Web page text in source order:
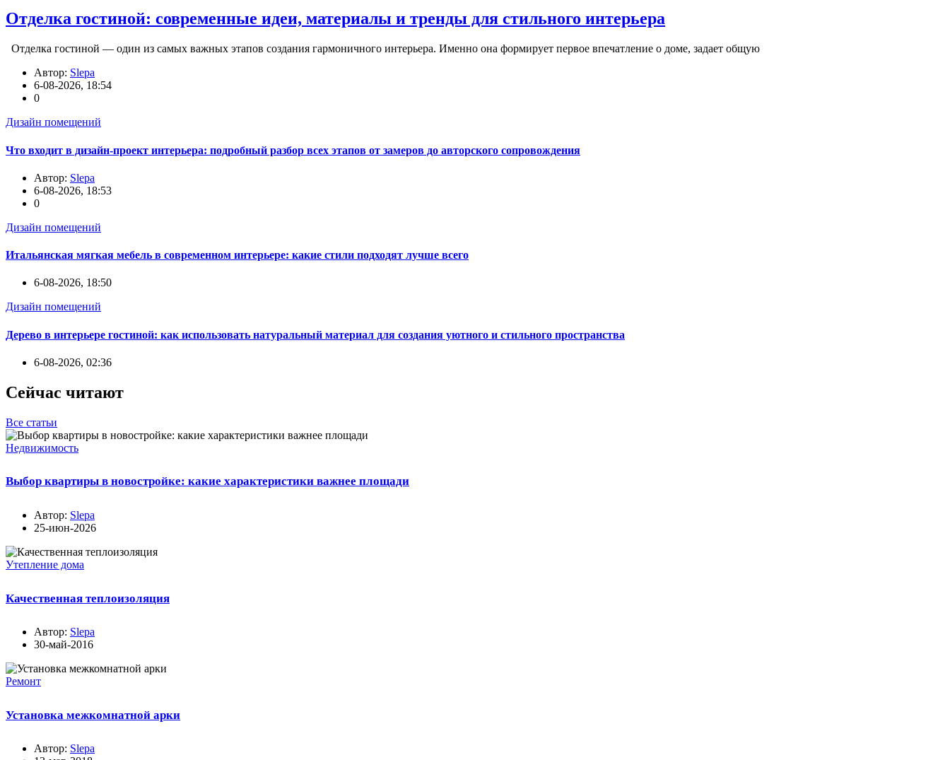
Отделка гостиной: современные идеи, материалы и тренды для стильного интерьера
Отделка гостиной — один из самых важных этапов создания гармоничного интерьера. Именно она формирует первое впечатление о доме, задает общую
Автор: Slepa
6-08-2026, 18:54
0
Дизайн помещений
Что входит в дизайн-проект интерьера: подробный разбор всех этапов от замеров до авторского сопровождения
Автор: Slepa
6-08-2026, 18:53
0
Дизайн помещений
Итальянская мягкая мебель в современном интерьере: какие стили подходят лучше всего
6-08-2026, 18:50
Дизайн помещений
Дерево в интерьере гостиной: как использовать натуральный материал для создания уютного и стильного пространства
6-08-2026, 02:36
Сейчас читают
Все статьи
Недвижимость
Выбор квартиры в новостройке: какие характеристики важнее площади
Автор: Slepa
25-июн-2026
Утепление дома
Качественная теплоизоляция
Автор: Slepa
30-май-2016
Ремонт
Установка межкомнатной арки
Автор: Slepa